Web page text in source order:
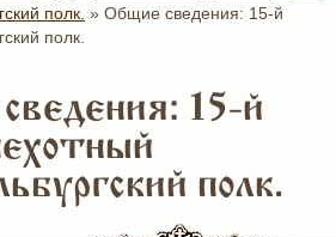
полк. » Общие сведения: 15-й
полк.
15-й
полк.